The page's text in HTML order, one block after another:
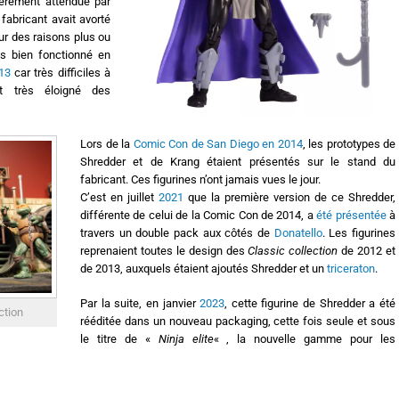
avait avorté
des raisons plus ou
bien fonctionné en
car très difficiles à
très éloigné des
Lors de la Comic Con de San Diego en 2014, les prototypes de
Shredder et de Krang étaient présentés sur le stand du
fabricant. Ces figurines n’ont jamais vues le jour.
C’est en juillet 2021 que la première version de ce Shredder,
différente de celui de la Comic Con de 2014, aété présentéeà
travers un double pack aux côtés de Donatello. Les figurines
reprenaient toutes le design desClassic collection de 2012 et
de 2013, auxquels étaient ajoutés Shredder et un triceraton.
Par la suite, en janvier2023, cette figurine de Shredder a été
rééditée dans un nouveau packaging, cette fois seule et sous
le titre de « Ninja elite« , la nouvelle gamme pour les